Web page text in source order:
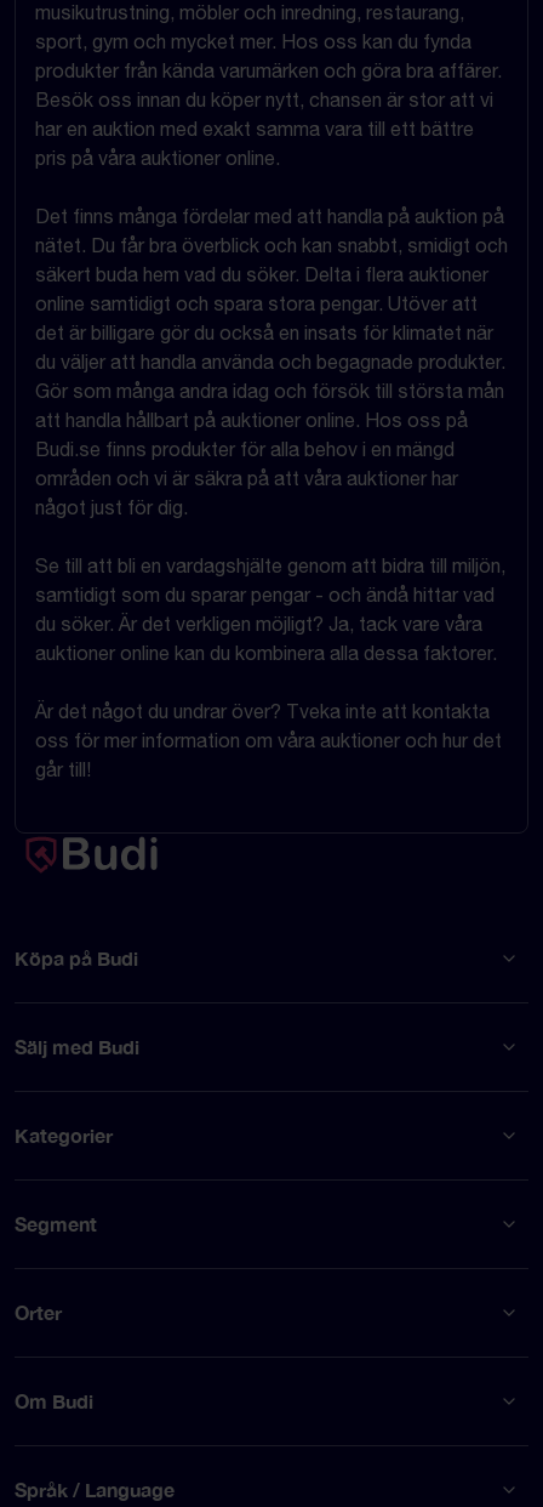
musikutrustning, möbler och inredning, restaurang,
sport, gym och mycket mer. Hos oss kan du fynda
produkter från kända varumärken och göra bra affärer.
Besök oss innan du köper nytt, chansen är stor att vi
har en auktion med exakt samma vara till ett bättre
pris på våra auktioner online.
Det finns många fördelar med att handla på auktion på
nätet. Du får bra överblick och kan snabbt, smidigt och
säkert buda hem vad du söker. Delta i flera auktioner
online samtidigt och spara stora pengar. Utöver att
det är billigare gör du också en insats för klimatet när
du väljer att handla använda och begagnade produkter.
Gör som många andra idag och försök till största mån
att handla hållbart på auktioner online. Hos oss på
Budi.se finns produkter för alla behov i en mängd
områden och vi är säkra på att våra auktioner har
något just för dig.
Se till att bli en vardagshjälte genom att bidra till miljön,
samtidigt som du sparar pengar - och ändå hittar vad
du söker. Är det verkligen möjligt? Ja, tack vare våra
auktioner online kan du kombinera alla dessa faktorer.
Är det något du undrar över? Tveka inte att kontakta
oss för mer information om våra auktioner och hur det
går till!
Köpa på Budi
Sälj med Budi
Kategorier
Segment
Orter
Om Budi
Språk / Language